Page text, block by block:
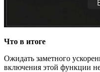
Что в итоге
Ожидать заметного
включения этой функции